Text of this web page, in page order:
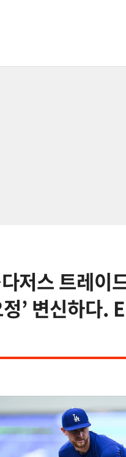
저스 트레이
정’ 변신하